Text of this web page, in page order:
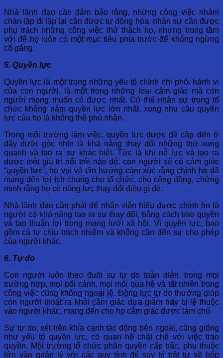
Nhà lãnh đạo cần đảm bảo rằng, những công việc nhàm
chán lặp đi lặp lại cần được tự động hóa, nhân sự cần được
phụ trách những công việc thử thách họ, nhưng trong tầm
với để họ luôn có một mục tiêu phía trước để không ngừng
cố gắng.
5. Quyền lực
Quyền lực là một trong những yếu tố chính chi phối hành vi
của con người, là một trong những loại cảm giác mà con
người mong muốn có được nhất. Có thể nhân sự trong tổ
chức không nắm quyền lực lớn nhất, xong nhu cầu quyền
lực của họ là không thể phủ nhận.
Trong môi trường làm việc, quyền lực được đề cập đến ở
đây dưới góc nhìn là khả năng thay đổi những thứ xung
quanh và tạo ra sự khác biệt. Tức là khi nỗ lực và tạo ra
được một giá trị nổi trội nào đó, con người sẽ có cảm giác
“quyền lực”, họ vui và tận hưởng cảm xúc rằng chính họ đã
mang đến lợi ích chung cho tổ chức, cho cộng đồng, chứng
minh rằng họ có năng lực thay đổi điều gì đó.
Nhà lãnh đạo cần phải để nhân viên hiểu được chính họ là
người có khả năng tạo ra sự thay đổi, bằng cách trao quyền
và tạo thuận lợi trong mạng lưới xã hội. Vì quyền lực, bao
gồm cả tự chịu trách nhiệm và không cần đến sự cho phép
của người khác.
6. Tự do
Con người luôn theo đuổi sự tự do toàn diện, trong mọi
trường hợp, mọi bối cảnh, mọi mối qua hệ và tất nhiên trong
công việc cũng không ngoại lệ. Động lực tự do thường giúp
con người thoát ra khỏi cảm giác dựa giẫm hay bị lệ thuộc
vào người khác, mang đến cho họ cảm giác được làm chủ.
Sự tự do, xét trên khía cạnh tác động bên ngoài, cũng giống
như yếu tố quyền lực, có quan hệ chặt chẽ với việc trao
quyền. Mội trường tổ chức phân quyền cấp bậc, phụ thuộc
lớn vào quản lý với các quy tính để suy trì trật tự sẽ bóp